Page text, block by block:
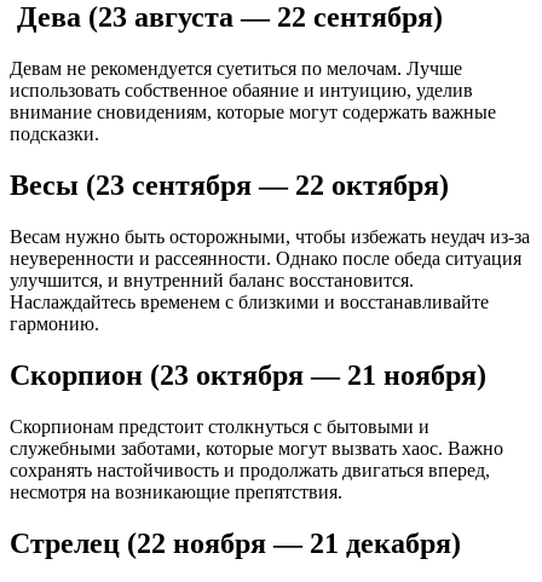
Дева (23 августа — 22 сентября)
Девам не рекомендуется суетиться по мелочам. Лучше
использовать собственное обаяние и интуицию, уделив
внимание сновидениям, которые могут содержать важные
подсказки.
Весы (23 сентября — 22 октября)
Весам нужно быть осторожными, чтобы избежать неудач из-за
неуверенности и рассеянности. Однако после обеда ситуация
улучшится, и внутренний баланс восстановится.
Наслаждайтесь временем с близкими и восстанавливайте
гармонию.
Скорпион (23 октября — 21 ноября)
Скорпионам предстоит столкнуться с бытовыми и
служебными заботами, которые могут вызвать хаос. Важно
сохранять настойчивость и продолжать двигаться вперед,
несмотря на возникающие препятствия.
Стрелец (22 ноября — 21 декабря)